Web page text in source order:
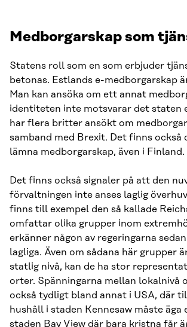
Medborgarskap som
Statens roll som en som erbjuder
betonas. Estlands e-medborgarskap
Man kan ansöka om ett annat
identiteten inte motsvarar det staten
har flera britter ansökt om
samband med Brexit. Det finns också
lämna medborgarskap, även i Finland.
Det finns också signaler på att den
förvaltningen inte anses laglig
finns till exempel den så kallade
omfattar olika grupper inom
erkänner någon av regeringarna
lagliga. Även om sådana här grupper
statlig nivå, kan de ha stor
orter. Spänningarna mellan lokalnivå
också tydligt bland annat i USA, där
hushåll i staden Kennesaw måste äga
staden Bay View där bara kristna får